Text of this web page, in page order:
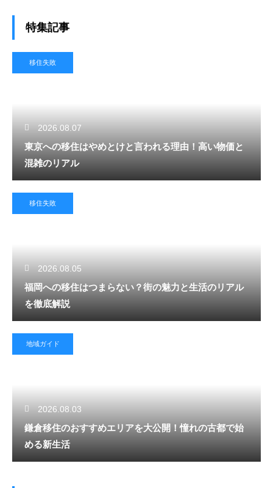
特集記事
移住失敗
2026.08.07
東京への移住はやめとけと言われる理由！高い物価と
混雑のリアル
移住失敗
2026.08.05
福岡への移住はつまらない？街の魅力と生活のリアル
を徹底解説
地域ガイド
2026.08.03
鎌倉移住のおすすめエリアを大公開！憧れの古都で始
める新生活